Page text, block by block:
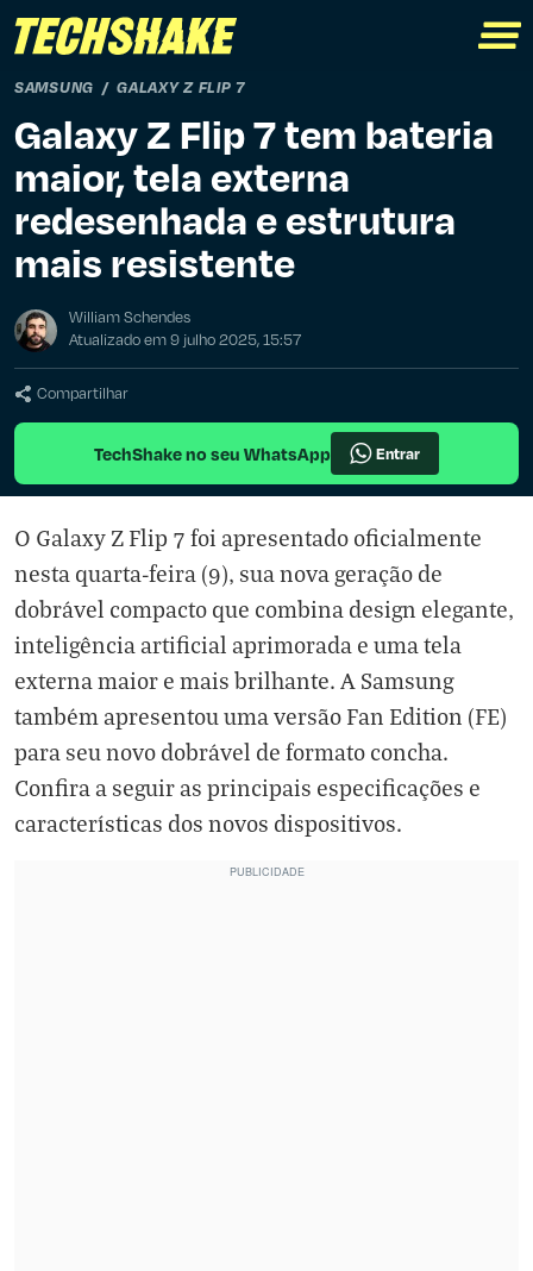
SAMSUNG GALAXY Z FLIP 7
Galaxy Z Flip 7 tem bateria
maior, tela externa
redesenhada e estrutura
mais resistente
William Schendes
Atualizado em 9 julho 2025, 15:57
Compartilhar
TechShake no seu WhatsApp Entrar
O Galaxy Z Flip 7 foi apresentado oficialmente
nesta quarta-feira (9), sua nova geração de
dobrável compacto que combina design elegante,
inteligência artificial aprimorada e uma tela
externa maior e mais brilhante. A Samsung
também apresentou uma versão Fan Edition (FE)
para seu novo dobrável de formato concha.
Confira a seguir as principais especificações e
características dos novos dispositivos.